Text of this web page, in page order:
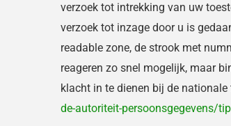
verzoek tot intrekking van uw
verzoek tot inzage door u is
readable zone, de strook met
reageren zo snel mogelijk, maar
klacht in te dienen bij de
de-autoriteit-persoonsgegevens/